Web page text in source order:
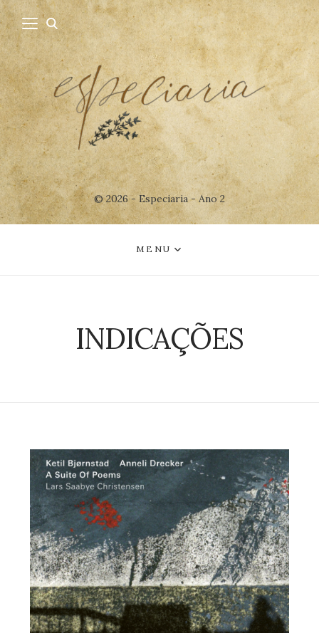
© 2026 - Especiaria - Ano 2
MENU
INDICAÇÕES